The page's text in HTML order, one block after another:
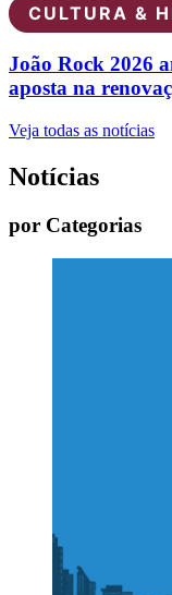
CULTURA &
João Rock 2026
aposta na
Veja todas as notícias
Notícias
por Categorias